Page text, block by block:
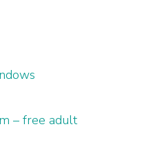
– free adult